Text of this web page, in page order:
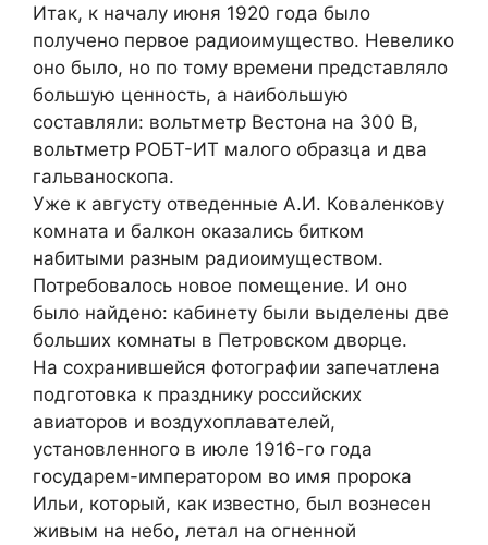
Итак, к началу июня 1920 года было
получено первое радиоимущество. Невелико
оно было, но по тому времени представляло
большую ценность, а наибольшую
составляли: вольтметр Вестона на 300 В,
вольтметр РОБТ-ИТ малого образца и два
гальваноскопа.
Уже к августу отведенные А.И. Коваленкову
комната и балкон оказались битком
набитыми разным радиоимуществом.
Потребовалось новое помещение. И оно
было найдено: кабинету были выделены две
больших комнаты в Петровском дворце.
На сохранившейся фотографии запечатлена
подготовка к празднику российских
авиаторов и воздухоплавателей,
установленного в июле 1916-го года
государем-императором во имя пророка
Ильи, который, как известно, был вознесен
живым на небо, летал на огненной